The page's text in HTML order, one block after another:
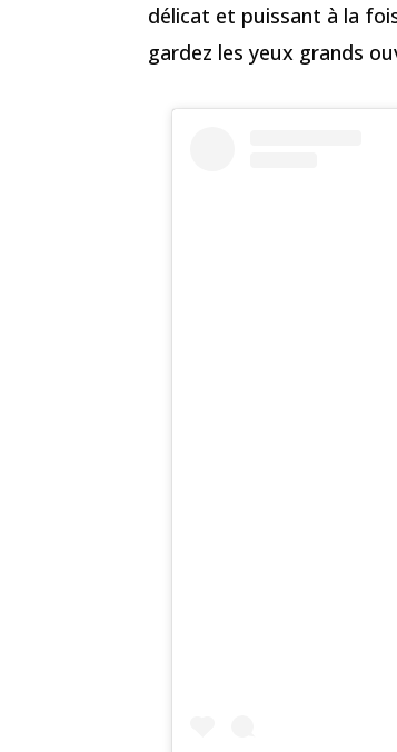
délicat et puissant à la
gardez les yeux grands